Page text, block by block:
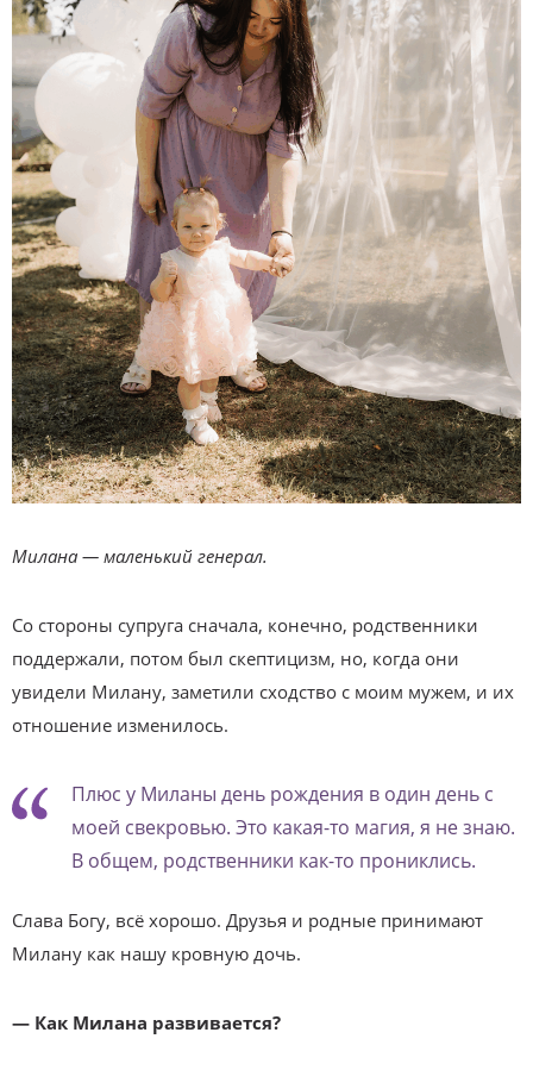
Милана — маленький генерал.
Со стороны супруга сначала, конечно, родственники
поддержали, потом был скептицизм, но, когда они
увидели Милану, заметили сходство с моим мужем, и их
отношение изменилось.
Плюс у Миланы день рождения в один день с
моей свекровью. Это какая-то магия, я не знаю.
В общем, родственники как-то прониклись.
Слава Богу, всё хорошо. Друзья и родные принимают
Милану как нашу кровную дочь.
— Как Милана развивается?